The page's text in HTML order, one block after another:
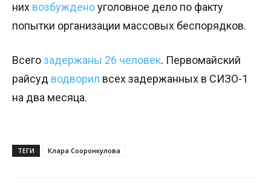
них возбужденоуголовное дело по факту
попытки организации массовых беспорядков.
Всегозадержаны 26 человек. Первомайский
райсуд водворил всех задержанных в СИЗО-1
на два месяца.
ТЕГИ Клара Сооронкулова